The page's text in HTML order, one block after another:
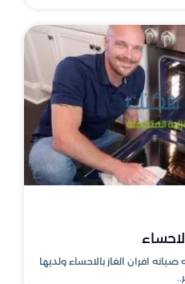
افران الغاز بالاحساء ولديها